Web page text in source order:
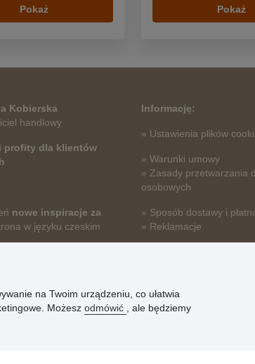
Pokaż Pokaż
Kobierska
handlowy
profity dla klientów
nowe inspiracje za
w języku czeskim
Informację:
» Ustawienia plików
» Warunki umowy
» Zasady przetwarzania
osobowych
» Sposób dostawy i
» Reklamacje
na Twoim urządzeniu, co ułatwia
Możesz odmówić
, ale będziemy